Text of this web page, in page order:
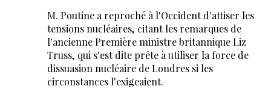
M. Poutine a reproché à l'Occident d'attiser les
tensions nucléaires, citant les remarques de
l'ancienne Première ministre britannique Liz
Truss, qui s'est dite prête à utiliser la force de
dissuasion nucléaire de Londres si les
circonstances l'exigeaient.